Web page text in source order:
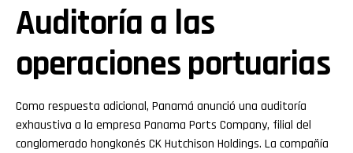
Auditoría a las
operaciones portuarias
Como respuesta adicional, Panamá anunció una auditoría
exhaustiva a la empresa Panama Ports Company, filial del
conglomerado hongkonés CK Hutchison Holdings. La compañía
Flipboard
Reddit
Whatsapp